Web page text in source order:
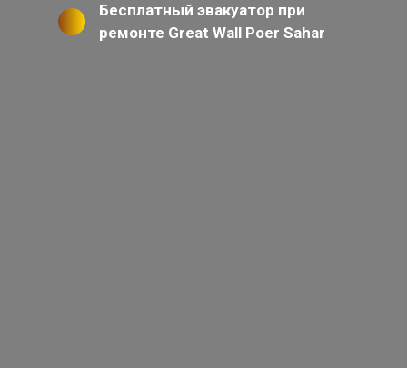
Бесплатный эвакуатор при
ремонте Great Wall Poer Sahar